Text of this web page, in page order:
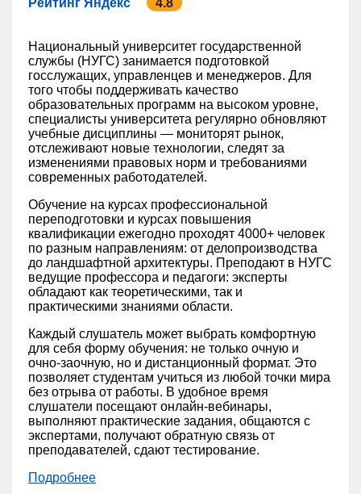
Рейтинг Яндекс 4.8
Национальный университет государственной
службы (НУГС) занимается подготовкой
госслужащих, управленцев и менеджеров. Для
того чтобы поддерживать качество
образовательных программ на высоком уровне,
специалисты университета регулярно обновляют
учебные дисциплины — мониторят рынок,
отслеживают новые технологии, следят за
изменениями правовых норм и требованиями
современных работодателей.
Обучение на курсах профессиональной
переподготовки и курсах повышения
квалификации ежегодно проходят 4000+ человек
по разным направлениям: от делопроизводства
до ландшафтной архитектуры. Преподают в НУГС
ведущие профессора и педагоги: эксперты
обладают как теоретическими, так и
практическими знаниями области.
Каждый слушатель может выбрать комфортную
для себя форму обучения: не только очную и
очно-заочную, но и дистанционный формат. Это
позволяет студентам учиться из любой точки мира
без отрыва от работы. В удобное время
слушатели посещают онлайн-вебинары,
выполняют практические задания, общаются с
экспертами, получают обратную связь от
преподавателей, сдают тестирование.
Подробнее